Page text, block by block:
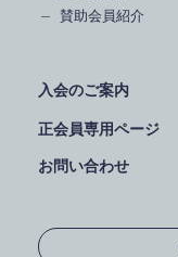
賛助会員紹介
入会のご案内
正会員専用ページ
お問い合わせ